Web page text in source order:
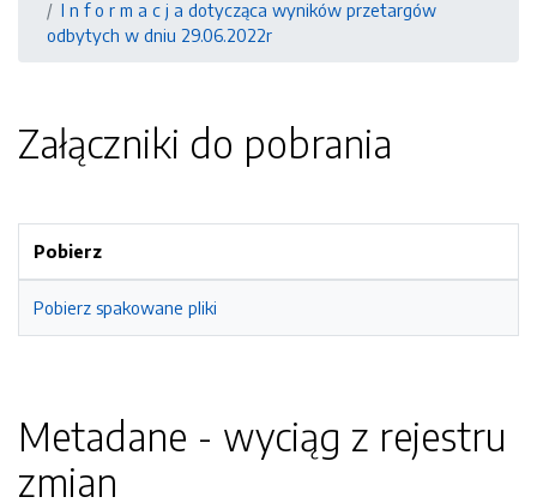
I n f o r m a c j a dotycząca wyników przetargów
odbytych w dniu 29.06.2022r
Załączniki do pobrania
Pobierz
Pobierz spakowane pliki
Metadane - wyciąg z rejestru
zmian